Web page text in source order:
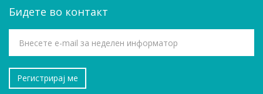
Бидете во контакт